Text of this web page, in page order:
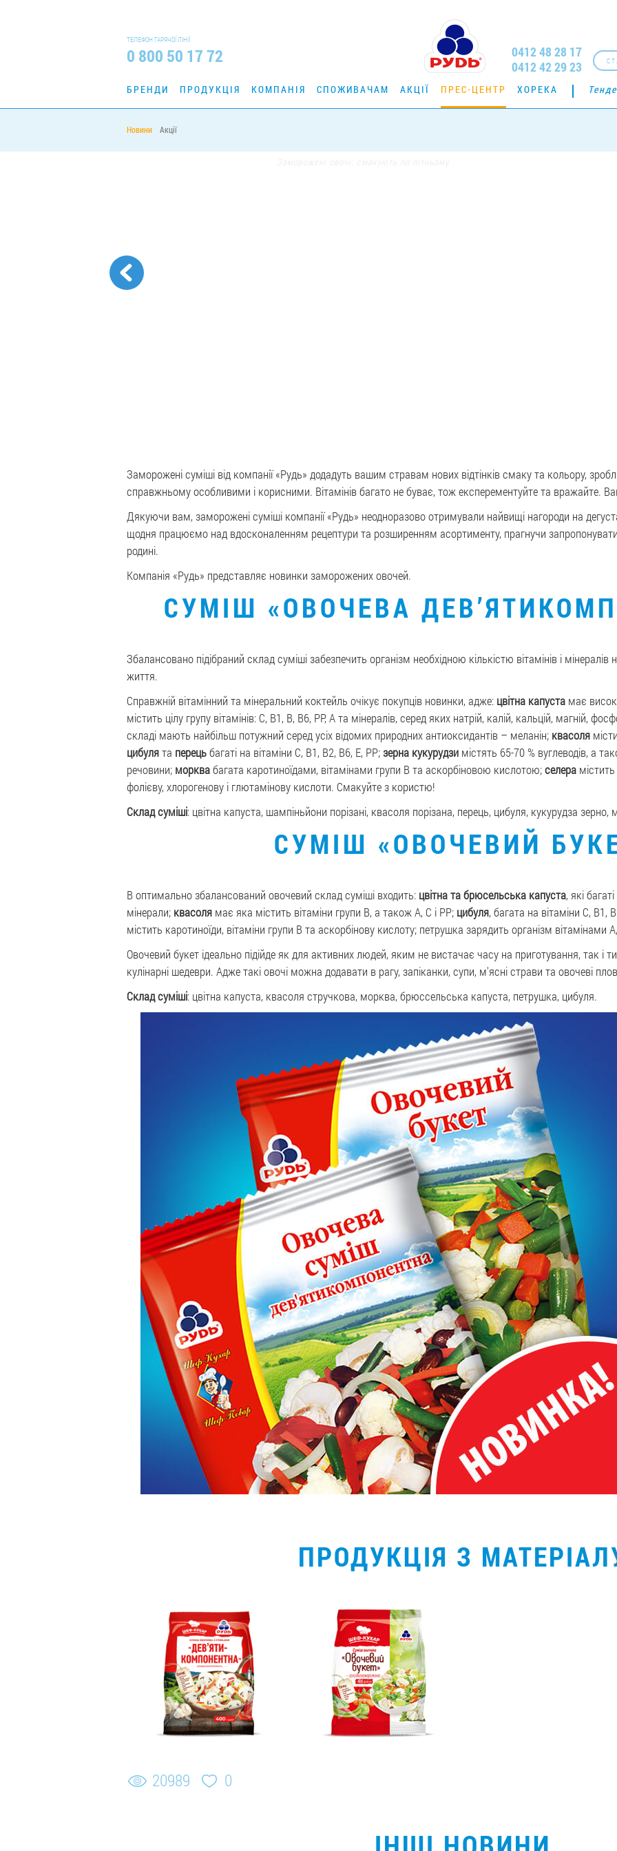
ТЕЛЕФОН ГАРЯЧОЇ ЛІНІЇ
0 800 50 17 72
0412 48 28 17
0412 42 29 23
БРЕНДИ ПРОДУКЦІЯ КОМПАНІЯ СПОЖИВАЧАМ АКЦІЇ ПРЕС-ЦЕНТР ХОРЕКА
Новини Акції
Заморожені суміші від компанії «Рудь» додадуть вашим стравам нових відтінків смаку та кольору,
справжньому особливими і корисними. Вітамінів багато не буває, тож експерементуйте та вражайте.
Дякуючи вам, заморожені суміші компанії «Рудь» неодноразово отримували найвищі нагороди на
щодня працюємо над вдосконаленням рецептури та розширенням асортименту, прагнучи
родині.
Компанія «Рудь» представляє новинки заморожених овочей.
СУМІШ «ОВОЧЕВА
Збалансовано підібраний склад суміші забезпечить організм необхідною кількістю вітамінів і
життя.
Справжній вітамінний та мінеральний коктейль очікує покупців новинки, адже: цвітна капуста має
містить цілу групу вітамінів: C, В1, В, В6, РР, А та мінералів, серед яких натрій, калій, кальцій, магній,
складі мають найбільш потужний серед усіх відомих природних антиоксидантів – меланін; квасоля
цибулята перецьбагаті на вітаміни С, В1, В2, В6, Е, РР;зерна кукурудзи містять 65-70 % вуглеводів, а
речовини; морквабагата каротиноїдами, вітамінами групи В та аскорбіновою кислотою;селера
фолієву, хлорогенову і глютамінову кислоти. Смакуйте з користю!
Склад суміші: цвітна капуста, шампіньйони порізані, квасоля порізана, перець, цибуля, кукурудза
СУМІШ «ОВОЧЕВИЙ
В оптимально збалансований овочевий склад суміші входить: цвітна та брюсельська капуста, які
мінерали; квасоля має яка містить вітаміни групи В, а також А, С і РР; цибуля, багата на вітаміни С,
містить каротиноїди, вітаміни групи В та аскорбінову кислоту; петрушка зарядить організм вітамінами
Овочевий букет ідеально підійде як для активних людей, яким не вистачає часу на приготування, так і
кулінарні шедеври. Адже такі овочі можна додавати в рагу, запіканки, супи, м'ясні страви та овочеві
Склад суміші: цвітна капуста, квасоля стручкова, морква, брюссельська капуста, петрушка, цибуля.
ПРОДУКЦІЯ З
*
20989 0